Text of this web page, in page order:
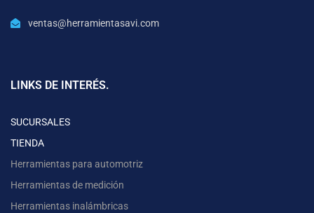
ventas@herramientasavi.com
LINKS DE INTERÉS.
SUCURSALES
TIENDA
Herramientas para automotriz
Herramientas de medición
Herramientas inalámbricas